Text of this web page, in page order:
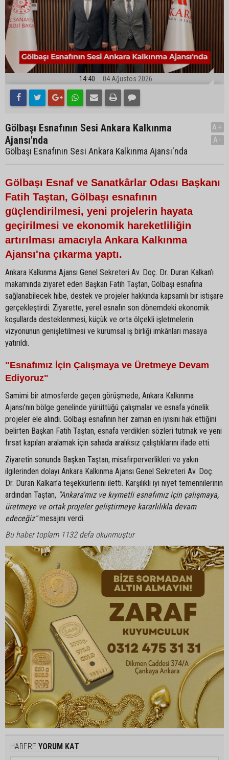
14:40 04 Ağustos 2026
Gölbaşı Esnafının Sesi Ankara Kalkınma
Ajansı'nda
Gölbaşı Esnafının Sesi Ankara Kalkınma Ajansı'nda
A+
A-
Gölbaşı Esnaf ve Sanatkârlar Odası Başkanı
Fatih Taştan, Gölbaşı esnafının
güçlendirilmesi, yeni projelerin hayata
geçirilmesi ve ekonomik hareketliliğin
artırılması amacıyla Ankara Kalkınma
Ajansı'na çıkarma yaptı.
Ankara Kalkınma Ajansı Genel Sekreteri Av. Doç. Dr. Duran Kalkan’ı
makamında ziyaret eden Başkan Fatih Taştan, Gölbaşı esnafına
sağlanabilecek hibe, destek ve projeler hakkında kapsamlı bir istişare
gerçekleştirdi. Ziyarette, yerel esnafın son dönemdeki ekonomik
koşullarda desteklenmesi, küçük ve orta ölçekli işletmelerin
vizyonunun genişletilmesi ve kurumsal iş birliği imkânları masaya
yatırıldı.
"Esnafımız İçin Çalışmaya ve Üretmeye Devam
Ediyoruz"
Samimi bir atmosferde geçen görüşmede, Ankara Kalkınma
Ajansı'nın bölge genelinde yürüttüğü çalışmalar ve esnafa yönelik
projeler ele alındı. Gölbaşı esnafının her zaman en iyisini hak ettiğini
belirten Başkan Fatih Taştan, esnafa verdikleri sözleri tutmak ve yeni
fırsat kapıları aralamak için sahada aralıksız çalıştıklarını ifade etti.
Ziyaretin sonunda Başkan Taştan, misafirperverlikleri ve yakın
ilgilerinden dolayı Ankara Kalkınma Ajansı Genel Sekreteri Av. Doç.
Dr. Duran Kalkan’a teşekkürlerini iletti. Karşılıklı iyi niyet temennilerinin
ardından Taştan, "Ankara'mız ve kıymetli esnafımız için çalışmaya,
üretmeye ve ortak projeler geliştirmeye kararlılıkla devam
edeceğiz"mesajını verdi.
Bu haber toplam 1132 defa okunmuştur
HABERE YORUM KAT